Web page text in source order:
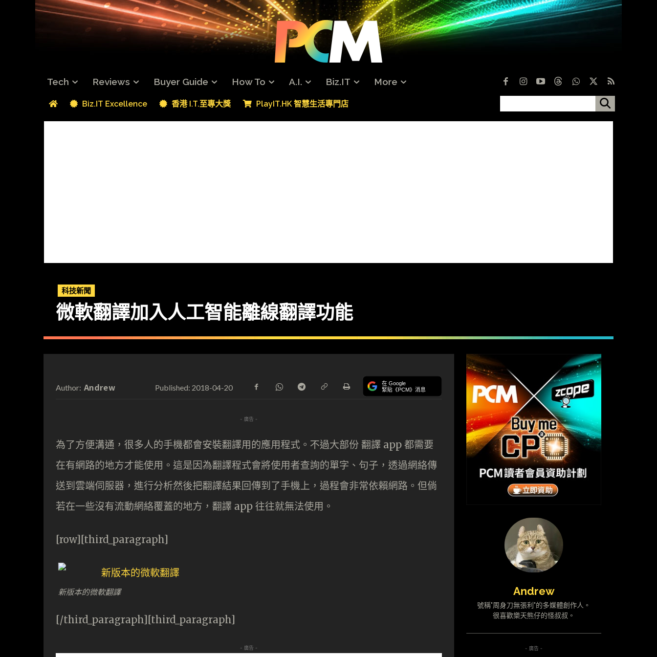
Tech Reviews Buyer Guide How To A.I. Biz.IT More
Biz.IT Excellence 香港 I.T.至專大獎 PlayIT.HK 智慧生活專門店
科技新聞
微軟翻譯加入人工智能離線翻譯功能
Author: Andrew Published: 2018-04-20 在 Google
緊貼《PCM》消息
- 廣告 -
為了方便溝通，很多人的手機都會安裝翻譯用的應用程式。不過大部份 翻譯 app 都需要
在有網路的地方才能使用。這是因為翻譯程式會將使用者查詢的單字、句子，透過網絡傳
送到雲端伺服器，進行分析然後把翻譯結果回傳到了手機上，過程會非常依賴網路。但倘
若在一些沒有流動網絡覆蓋的地方，翻譯 app 往往就無法使用。
[row][third_paragraph]
新版本的微軟翻譯
[/third_paragraph][third_paragraph]
- 廣告 -
Andrew
號稱"周身刀無張利"的多媒體創作人。
很喜歡樂天熊仔的怪叔叔。
- 廣告 -